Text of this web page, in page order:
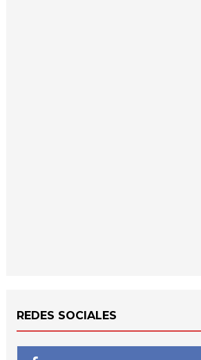
REDES SOCIALES